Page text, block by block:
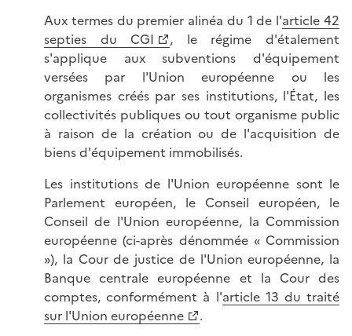
Aux termes du premier alinéa du 1 de l'article 42
septies du CGI
, le régime d'étalement
s'applique aux subventions d'équipement
versées par l'Union européenne ou les
organismes créés par ses institutions, l'État, les
collectivités publiques ou tout organisme public
à raison de la création ou de l'acquisition de
biens d'équipement immobilisés.
Les institutions de l'Union européenne sont le
Parlement européen, le Conseil européen, le
Conseil de l'Union européenne, la Commission
européenne (ci-après dénommée « Commission
»), la Cour de justice de l'Union européenne, la
Banque centrale européenne et la Cour des
comptes, conformément à l'article 13 du traité
sur l'Union européenne
.